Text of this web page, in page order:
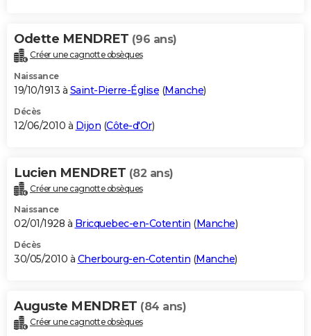
Odette MENDRET (96 ans)
Créer une cagnotte obsèques
Naissance
19/10/1913 à Saint-Pierre-Église (Manche)
Décès
12/06/2010 à Dijon (Côte-d'Or)
Lucien MENDRET (82 ans)
Créer une cagnotte obsèques
Naissance
02/01/1928 à Bricquebec-en-Cotentin (Manche)
Décès
30/05/2010 à Cherbourg-en-Cotentin (Manche)
Auguste MENDRET (84 ans)
Créer une cagnotte obsèques